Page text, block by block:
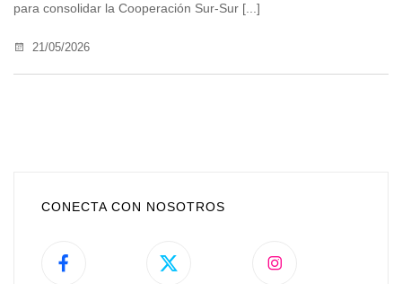
para consolidar la Cooperación Sur-Sur [...]
21/05/2026
CONECTA CON NOSOTROS